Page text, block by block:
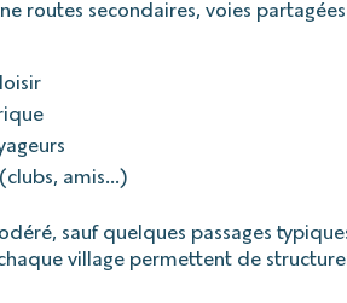
routes secondaires, voies
amis…)
sauf quelques passages
village permettent de